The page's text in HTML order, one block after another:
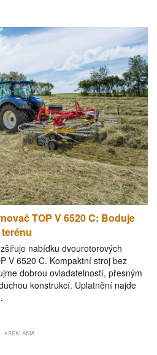
TOP V 6520 C: Boduje
nabídku dvourotorových
V 6520 C. Kompaktní stroj bez
dobrou ovladatelností, přesným
konstrukcí. Uplatnění najde